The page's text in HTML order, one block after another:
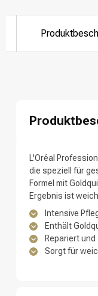
L'Oréal
die speziell für
Formel mit
Ergebnis ist
Intensive
Enthält
Repariert
Sorgt für